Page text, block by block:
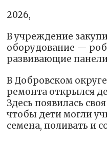
2026,
В учреждение
оборудование —
развивающие
В Добровском
ремонта открылся
Здесь появилась
чтобы дети могли
семена, поливать и